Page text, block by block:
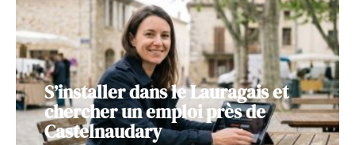
S’installer dans le Lauragais et
chercher un emploi près de
Castelnaudary